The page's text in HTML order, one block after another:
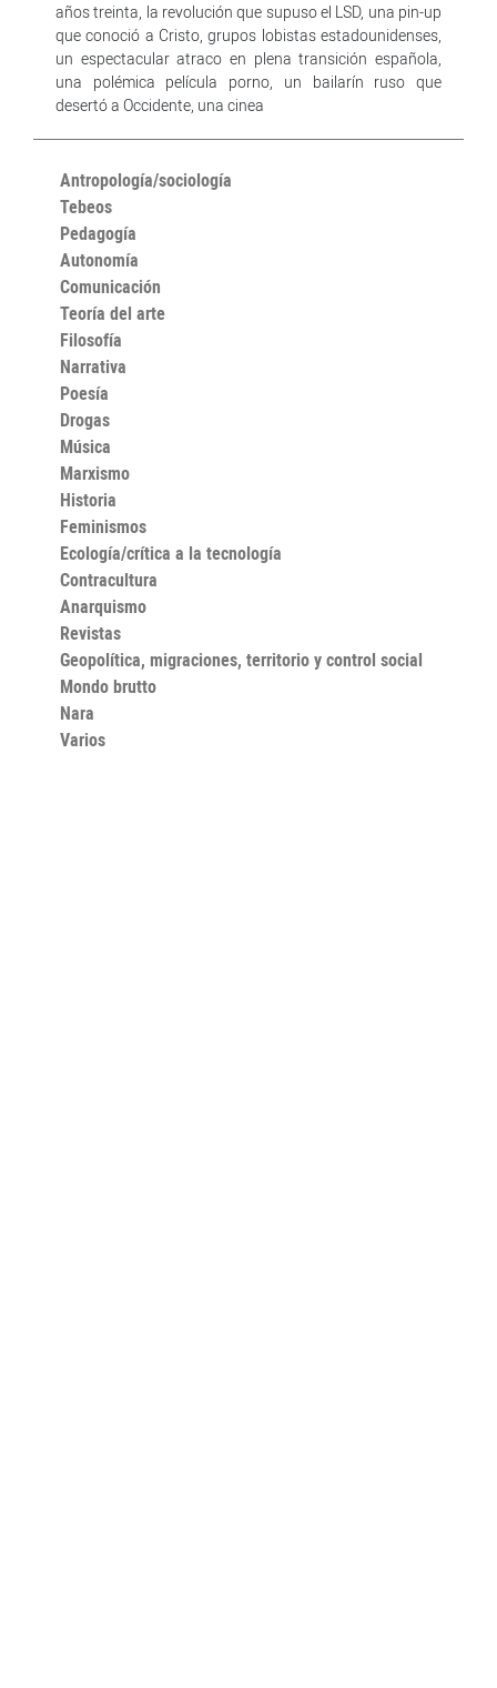
años treinta, la revolución que supuso el LSD, una pin-up
que conoció a Cristo, grupos lobistas estadounidenses,
un espectacular atraco en plena transición española,
una polémica película porno, un bailarín ruso que
desertó a Occidente, una cinea
Antropología/sociología
Tebeos
Pedagogía
Autonomía
Comunicación
Teoría del arte
Filosofía
Narrativa
Poesía
Drogas
Música
Marxismo
Historia
Feminismos
Ecología/crítica a la tecnología
Contracultura
Anarquismo
Revistas
Geopolítica, migraciones, territorio y control social
Mondo brutto
Nara
Varios